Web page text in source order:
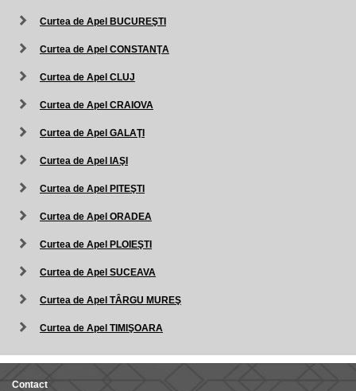
Curtea de Apel BUCUREŞTI
Curtea de Apel CONSTANŢA
Curtea de Apel CLUJ
Curtea de Apel CRAIOVA
Curtea de Apel GALAŢI
Curtea de Apel IAŞI
Curtea de Apel PITEŞTI
Curtea de Apel ORADEA
Curtea de Apel PLOIEŞTI
Curtea de Apel SUCEAVA
Curtea de Apel TÂRGU MUREŞ
Curtea de Apel TIMIŞOARA
Contact